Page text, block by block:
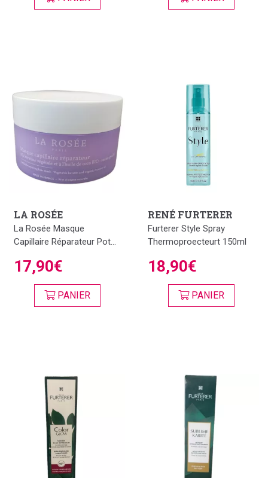
LA ROSÉE
La Rosée Masque
Capillaire Réparateur Pot...
17,90€
PANIER
RENÉ FURTERER
Furterer Style Spray
Thermoproecteurt 150ml
18,90€
PANIER